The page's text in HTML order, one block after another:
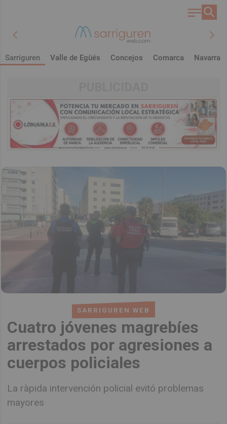
chevron_left chevron_right
Sarriguren Valle de Egüés Concejos Comarca Navarra
SARRIGUREN WEB
Cuatro jóvenes magrebíes
arrestados por agresiones a
cuerpos policiales
La ràpida intervención policial evitó problemas
mayores